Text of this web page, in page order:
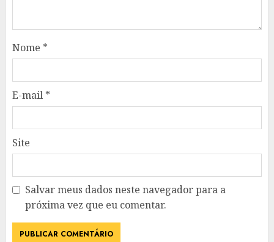
Nome *
E-mail *
Site
Salvar meus dados neste navegador para a
próxima vez que eu comentar.